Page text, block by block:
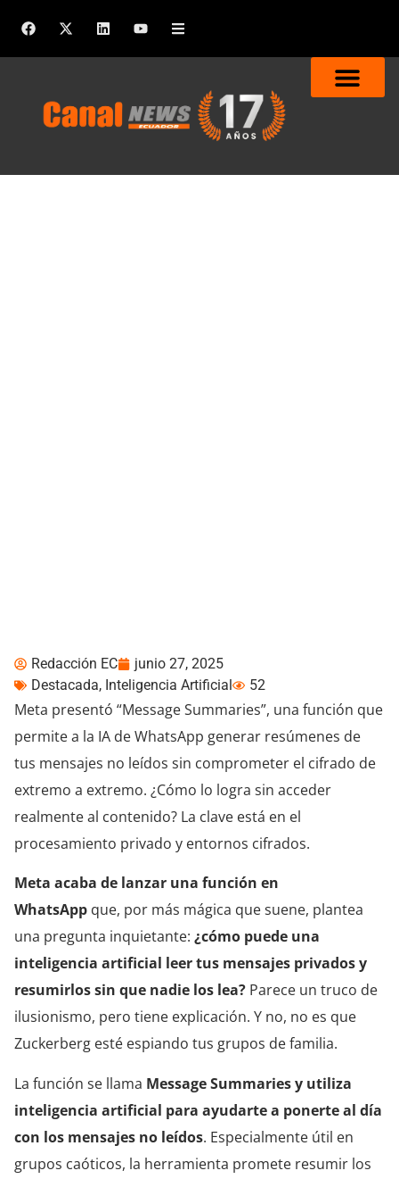
Redacción EC
junio 27, 2025
Destacada, Inteligencia Artificial 52
Meta presentó “Message Summaries”, una función que
permite a la IA de WhatsApp generar resúmenes de
tus mensajes no leídos sin comprometer el cifrado de
extremo a extremo. ¿Cómo lo logra sin acceder
realmente al contenido? La clave está en el
procesamiento privado y entornos cifrados.
Meta acaba de lanzar una función en
WhatsApp que, por más mágica que suene, plantea
una pregunta inquietante: ¿cómo puede una
inteligencia artificial leer tus mensajes privados y
resumirlos sin que nadie los lea? Parece un truco de
ilusionismo, pero tiene explicación. Y no, no es que
Zuckerberg esté espiando tus grupos de familia.
La función se llama Message Summaries y utiliza
inteligencia artificial para ayudarte a ponerte al día
con los mensajes no leídos. Especialmente útil en
grupos caóticos, la herramienta promete resumir los